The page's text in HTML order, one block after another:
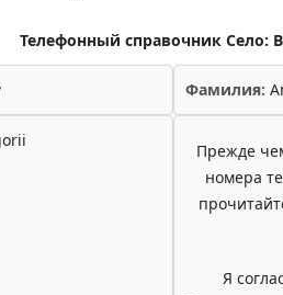
Телефонный справочник Село:
Фамилия:
Прежде
номера
Я